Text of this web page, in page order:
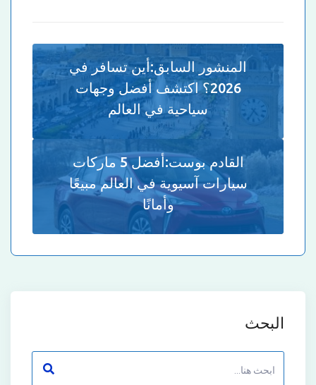
المنشور السابق:أين تسافر في
2026؟ اكتشف أفضل وجهات
سياحية في العالم
القادم بوست:
أفضل 5 ماركات
سيارات آسيوية في العالم مبيعًا
وأمانًا
البحث